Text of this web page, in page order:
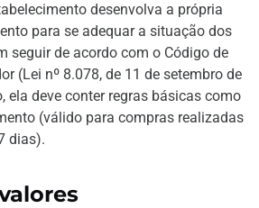
desenvolva a própria
para se adequar a situação dos
seguir de acordo com o Código de
(Lei nº 8.078, de 11 de setembro de
ela deve conter regras básicas como
(válido para compras realizadas
dias).